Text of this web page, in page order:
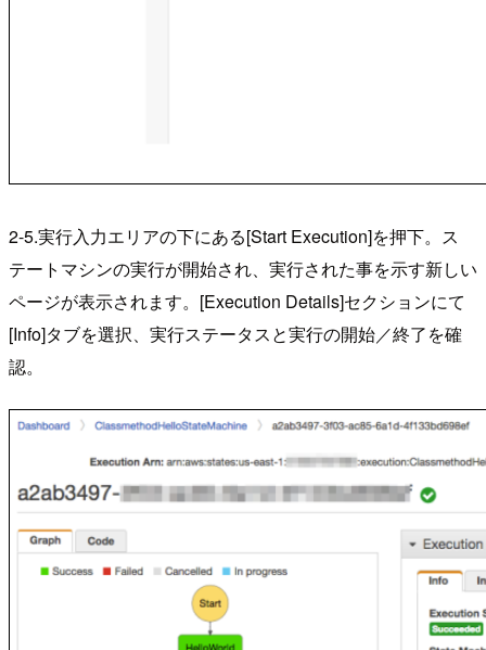
2-5.実行入力エリアの下にある[Start Execution]を押下。ス
テートマシンの実行が開始され、実行された事を示す新しい
ページが表示されます。[Execution Details]セクションにて
[Info]タブを選択、実行ステータスと実行の開始／終了を確
認。